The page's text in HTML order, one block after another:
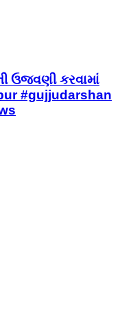
ઉજવણી કરવામાં
#gujjudarshan